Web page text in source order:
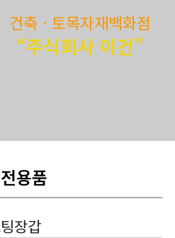
건축ㆍ토목자재백화점
“주식회사 이건”
용품
장갑